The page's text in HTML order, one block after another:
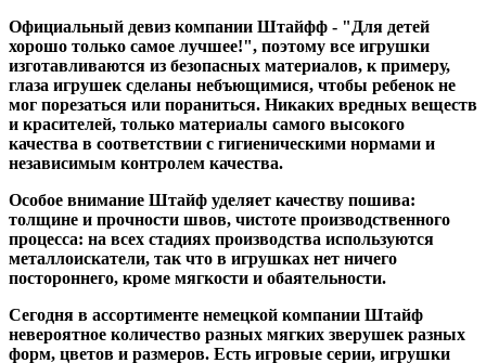
Официальный девиз компании Штайфф - "Для детей
хорошо только самое лучшее!", поэтому все игрушки
изготавливаются из безопасных материалов, к примеру,
глаза игрушек сделаны небъющимися, чтобы ребенок не
мог порезаться или пораниться. Никаких вредных веществ
и красителей, только материалы самого высокого
качества в соответствии с гигиеническими нормами и
независимым контролем качества.
Особое внимание Штайф уделяет качеству пошива:
толщине и прочности швов, чистоте производственного
процесса: на всех стадиях производства используются
металлоискатели, так что в игрушках нет ничего
постороннего, кроме мягкости и обаятельности.
Сегодня в ассортименте немецкой компании Штайф
невероятное количество разных мягких зверушек разных
форм, цветов и размеров. Есть игровые серии, игрушки